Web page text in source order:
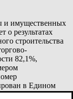
и имущественных
о результатах
строительства
82,1%,
в Едином
нежилое